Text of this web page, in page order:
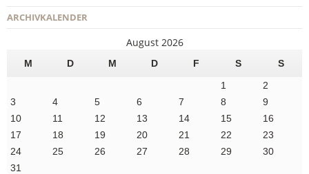
ARCHIVKALENDER
August 2026
M D M D F S
S
1
2
3
4 5 6 7 8
9
10
11 12 13 14 15
16
17
18 19 20 21 22
23
24
25 26 27 28 29
30
31